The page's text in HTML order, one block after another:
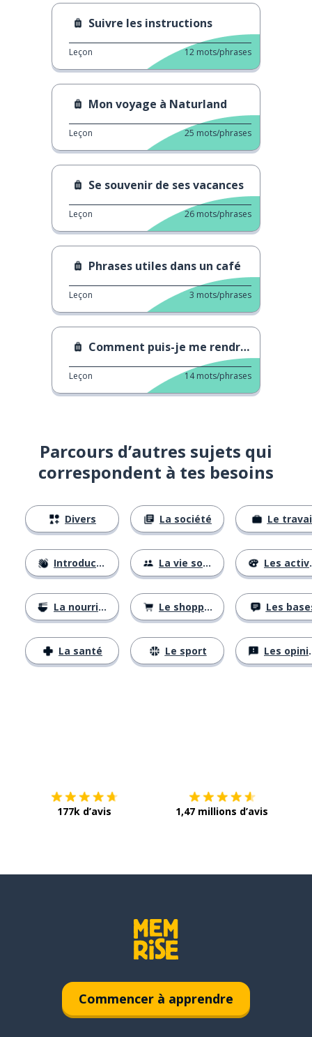
Suivre les instructions
Leçon 12 mots/phrases
Mon voyage à Naturland
Leçon 25 mots/phrases
Se souvenir de ses vacances
Leçon 26 mots/phrases
Phrases utiles dans un café
Leçon 3 mots/phrases
Comment puis-je me rendre à l'église ?
Leçon 14 mots/phrases
Parcours d’autres sujets qui
correspondent à tes besoins
Divers
Introductions
La nourriture
La santé
La société
La vie sociale
Le shopping
Le sport
Le
Les activités
Les
Les opinions
177k d’avis 1,47 millions d’avis
Commencer à apprendre